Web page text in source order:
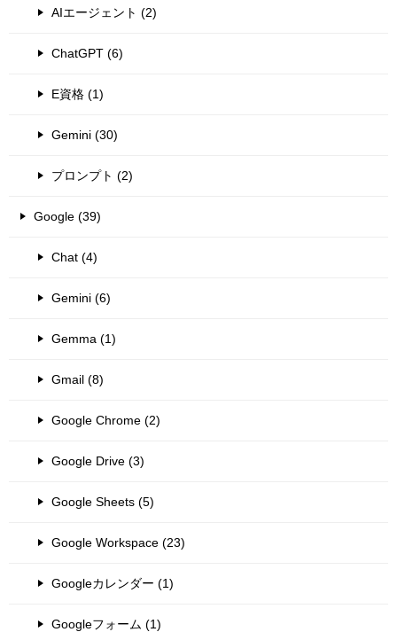
AIエージェント (2)
ChatGPT (6)
E資格 (1)
Gemini (30)
プロンプト (2)
Google (39)
Chat (4)
Gemini (6)
Gemma (1)
Gmail (8)
Google Chrome (2)
Google Drive (3)
Google Sheets (5)
Google Workspace (23)
Googleカレンダー (1)
Googleフォーム (1)